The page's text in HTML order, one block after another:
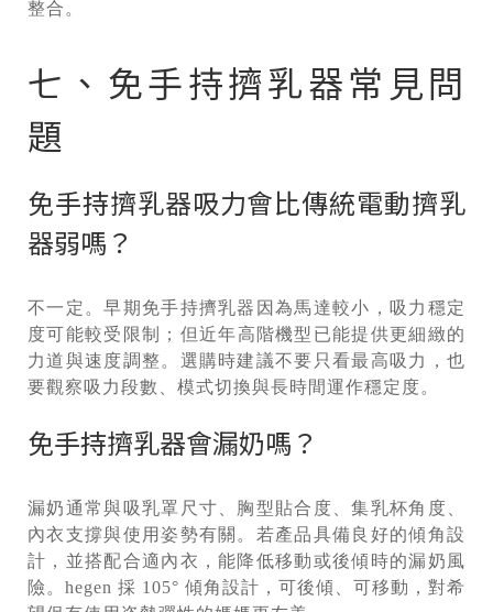
整合。
七、免手持擠乳器常見問
題
免手持擠乳器吸力會比傳統電動擠乳
器弱嗎？
不一定。早期免手持擠乳器因為馬達較小，吸力穩定
度可能較受限制；但近年高階機型已能提供更細緻的
力道與速度調整。選購時建議不要只看最高吸力，也
要觀察吸力段數、模式切換與長時間運作穩定度。
免手持擠乳器會漏奶嗎？
漏奶通常與吸乳罩尺寸、胸型貼合度、集乳杯角度、
內衣支撐與使用姿勢有關。若產品具備良好的傾角設
計，並搭配合適內衣，能降低移動或後傾時的漏奶風
險。hegen 採 105° 傾角設計，可後傾、可移動，對希